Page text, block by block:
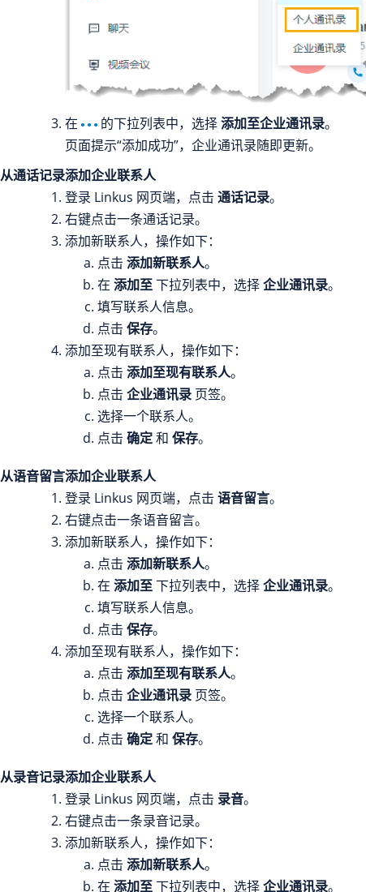
在 的下拉列表中，选择添加至企业通讯录。
页面提示“添加成功”，企业通讯录随即更新。
从通话记录添加企业联系人
登录 Linkus 网页端，点击 通话记录。
右键点击一条通话记录。
添加新联系人，操作如下：
点击 添加新联系人。
在 添加至下拉列表中，选择企业通讯录。
填写联系人信息。
点击 保存。
添加至现有联系人，操作如下：
点击 添加至现有联系人。
点击 企业通讯录 页签。
选择一个联系人。
点击 确定和 保存。
从语音留言添加企业联系人
登录 Linkus 网页端，点击 语音留言。
右键点击一条语音留言。
添加新联系人，操作如下：
点击 添加新联系人。
在 添加至下拉列表中，选择企业通讯录。
填写联系人信息。
点击 保存。
添加至现有联系人，操作如下：
点击 添加至现有联系人。
点击 企业通讯录 页签。
选择一个联系人。
点击 确定和 保存。
从录音记录添加企业联系人
登录 Linkus 网页端，点击 录音。
右键点击一条录音记录。
添加新联系人，操作如下：
点击 添加新联系人。
在 添加至下拉列表中，选择企业通讯录。